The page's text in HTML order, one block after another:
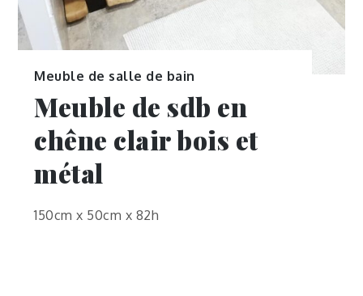
Meuble de salle de bain
Meuble de sdb en
chêne clair bois et
métal
150cm x 50cm x 82h